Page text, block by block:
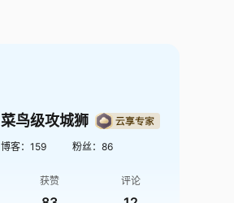
菜鸟级攻城狮
博客： 159 粉丝： 86
获赞 评论